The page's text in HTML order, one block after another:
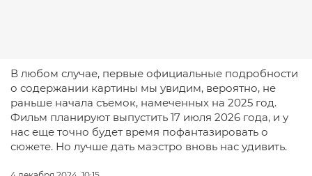
В любом случае, первые официальные подробности
о содержании картины мы увидим, вероятно, не
раньше начала съемок, намеченных на 2025 год.
Фильм планируют выпустить 17 июля 2026 года, и у
нас еще точно будет время пофантазировать о
сюжете. Но лучше дать маэстро вновь нас удивить.